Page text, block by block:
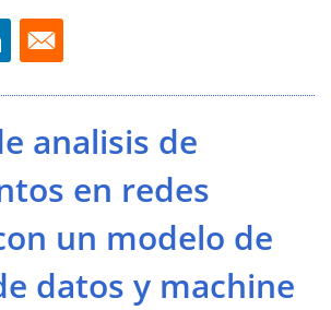
analisis de
en redes
un modelo de
datos y machine